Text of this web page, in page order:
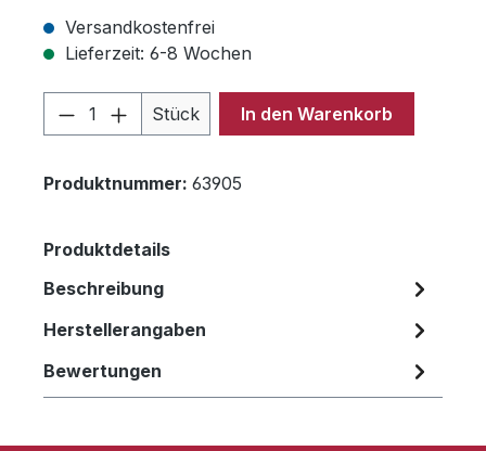
Versandkostenfrei
Lieferzeit: 6-8 Wochen
Produkt Anzahl: Gib den
Stück In den Warenkorb
Produktnummer: 63905
Produktdetails
Beschreibung
Herstellerangaben
Bewertungen